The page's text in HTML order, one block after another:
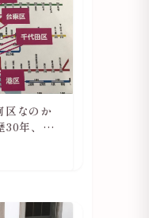
区なのか
30年、私